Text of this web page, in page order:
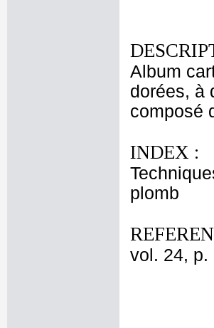
Album
dorées, à
composé
INDEX :
plomb
vol. 24, p.